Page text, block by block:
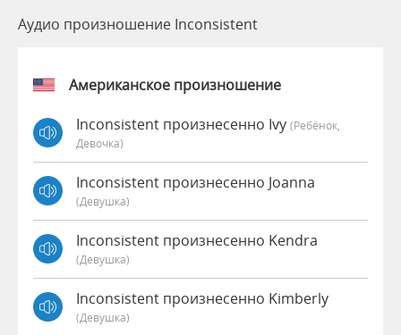
Аудио произношение Inconsistent
Американское произношение
Inconsistent произнесенно Ivy (Ребёнок,
Девочка)
Inconsistent произнесенно Joanna
(девушка)
Inconsistent произнесенно Kendra
(девушка)
Inconsistent произнесенно Kimberly
(девушка)